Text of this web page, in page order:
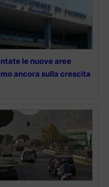
le nuove aree
ancora sulla crescita